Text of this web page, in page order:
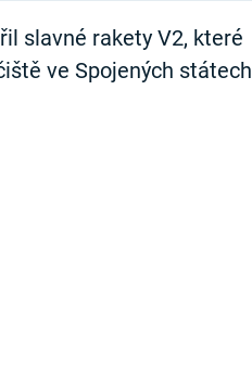
slavné rakety V2, které
ve Spojených státech